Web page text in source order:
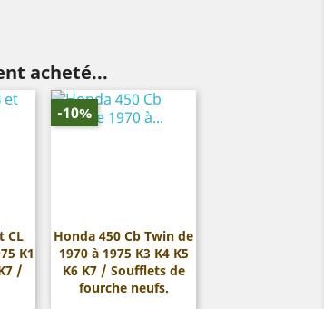
acheté...
CL
K1
/
Honda 450 Cb Twin de
1970 à 1975 K3 K4 K5
K6 K7 / Soufflets de
fourche neufs.
-10%
Aperçu rapide